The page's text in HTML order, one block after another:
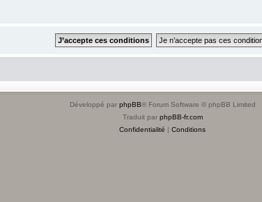
Développé par phpBB® Forum Software © phpBB Limited
Traduit par phpBB-fr.com
Confidentialité | Conditions